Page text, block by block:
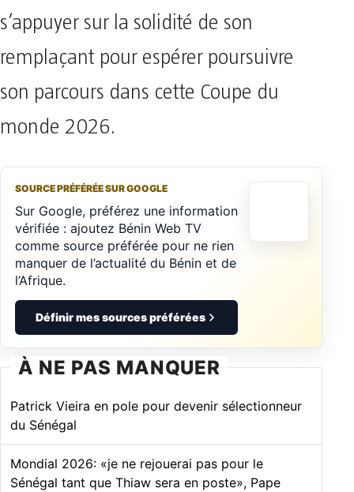
s’appuyer sur la solidité de son
remplaçant pour espérer poursuivre
son parcours dans cette Coupe du
monde 2026.
SOURCE PRÉFÉRÉE SUR GOOGLE
Sur Google, préférez une information
vérifiée : ajoutez Bénin Web TV
comme source préférée pour ne rien
manquer de l’actualité du Bénin et de
l’Afrique.
Définir mes sources préférées
À NE PAS MANQUER
Patrick Vieira en pole pour devenir sélectionneur
du Sénégal
Mondial 2026: «je ne rejouerai pas pour le
Sénégal tant que Thiaw sera en poste», Pape